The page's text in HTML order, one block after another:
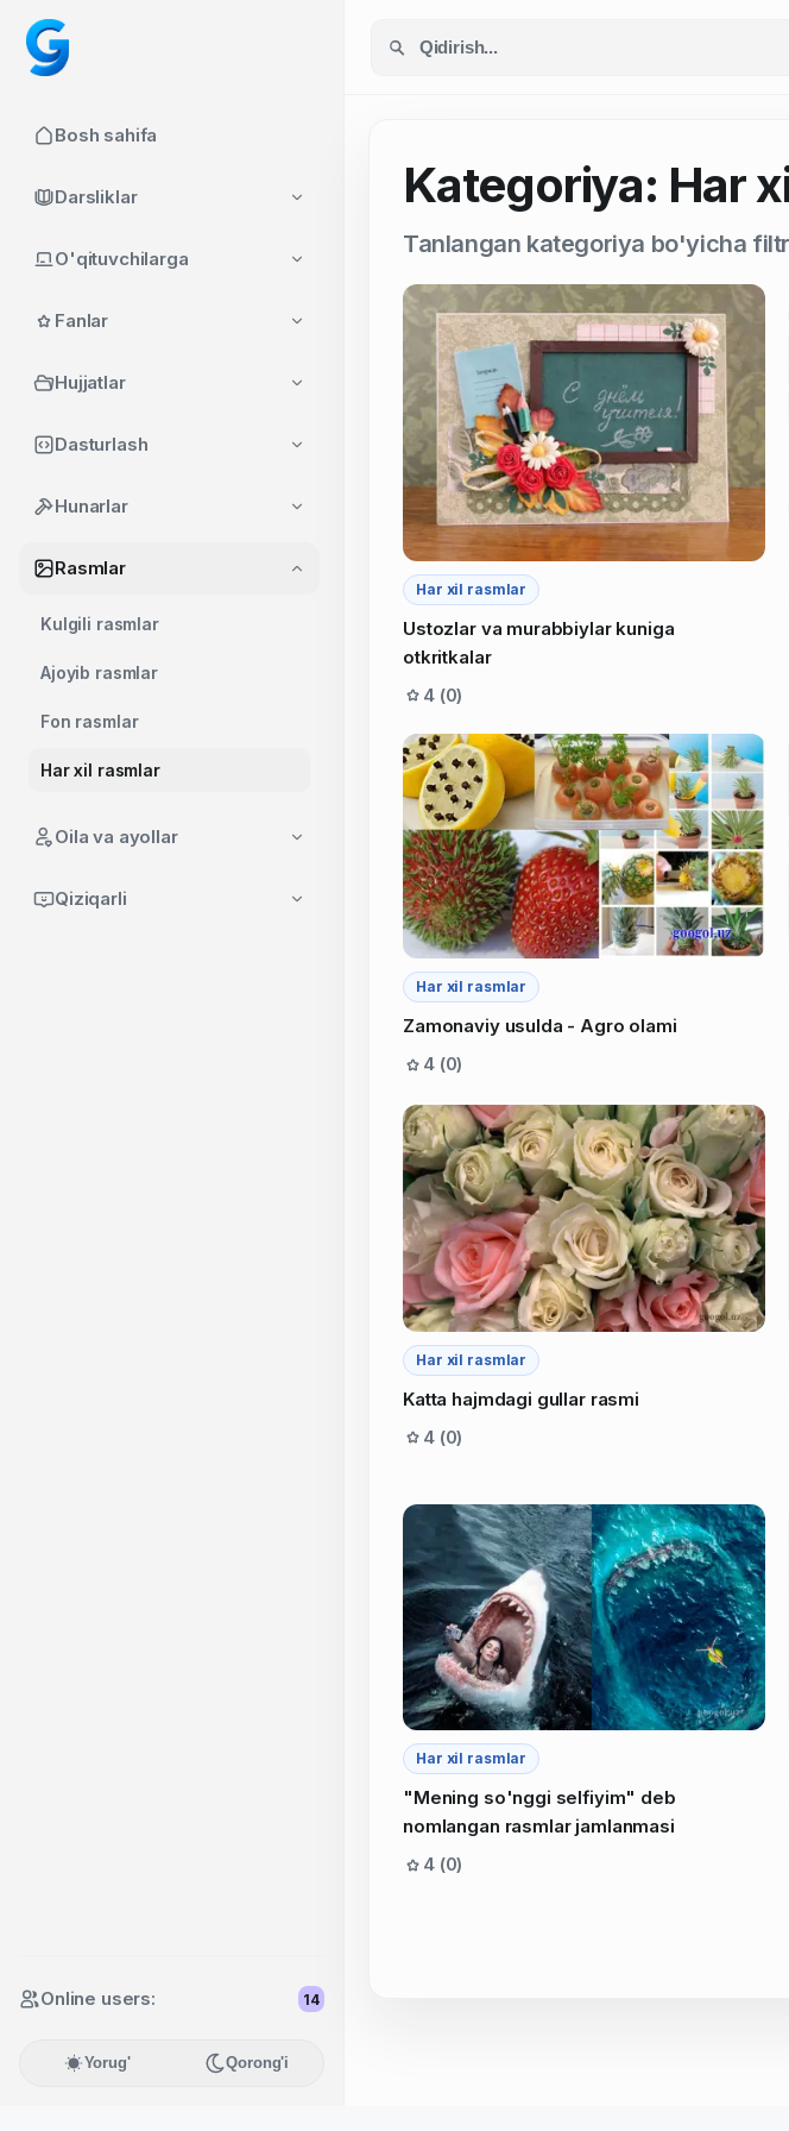
Bosh sahifa
Darsliklar
O'qituvchilarga
Fanlar
Hujjatlar
Dasturlash
Hunarlar
Rasmlar
Kulgili rasmlar
Ajoyib rasmlar
Fon rasmlar
Har xil rasmlar
Oila va ayollar
Qiziqarli
Online users: 14
Yorug' Qorong'i
Kategoriya: Har
Tanlangan kategoriya bo'yicha
Har xil rasmlar
Ustozlar va murabbiylar kuniga
otkritkalar
4 (0)
Har xil rasmlar
Zamonaviy usulda - Agro olami
4 (0)
Har xil rasmlar
Katta hajmdagi gullar rasmi
4 (0)
Har xil rasmlar
"Mening so'nggi selfiyim" deb
nomlangan rasmlar jamlanmasi
4 (0)